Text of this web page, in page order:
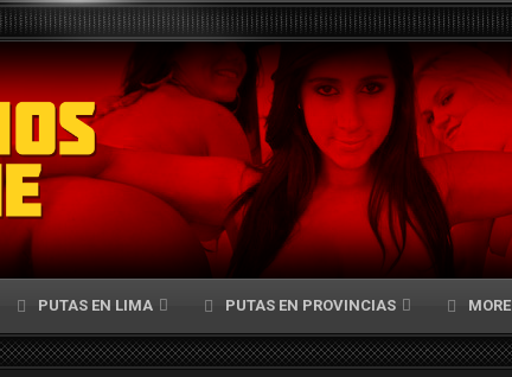
PUTAS EN LIMA PUTAS EN PROVINCIAS MORE